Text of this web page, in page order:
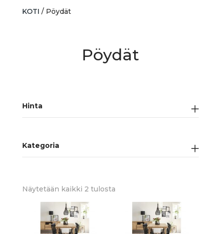
KOTI / Pöydät
Pöydät
Hinta
Kategoria
Näytetään kaikki 2 tulostaSorted